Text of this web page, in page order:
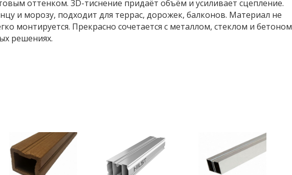
оттенком. 3D-тиснение придаёт объём и усиливает сцепление.
и морозу, подходит для террас, дорожек, балконов. Материал не
монтируется. Прекрасно сочетается с металлом, стеклом и бетоном
решениях.